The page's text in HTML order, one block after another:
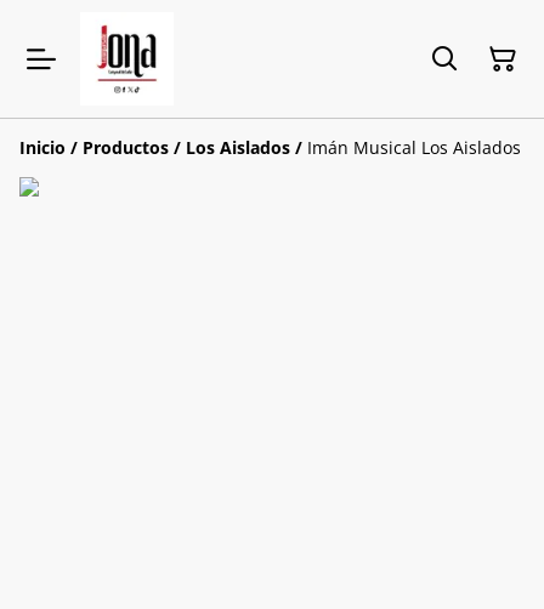
Inicio / Productos / Los Aislados / Imán Musical Los Aislados